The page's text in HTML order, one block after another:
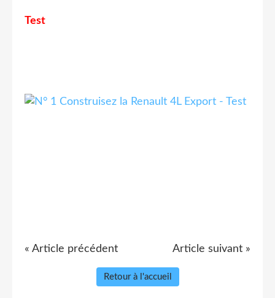
Test
« Article précédent Article suivant »
Retour à l'accueil